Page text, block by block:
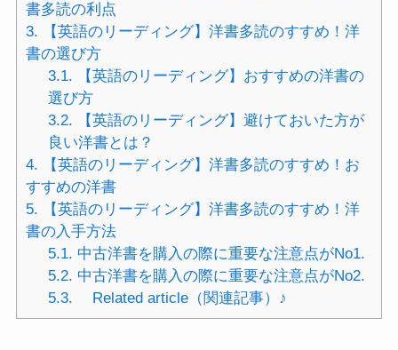
書多読の利点
3. 【英語のリーディング】洋書多読のすすめ！洋
書の選び方
3.1. 【英語のリーディング】おすすめの洋書の
選び方
3.2. 【英語のリーディング】避けておいた方が
良い洋書とは？
4. 【英語のリーディング】洋書多読のすすめ！お
すすめの洋書
5. 【英語のリーディング】洋書多読のすすめ！洋
書の入手方法
5.1. 中古洋書を購入の際に重要な注意点がNo1.
5.2. 中古洋書を購入の際に重要な注意点がNo2.
5.3. Related article（関連記事）♪